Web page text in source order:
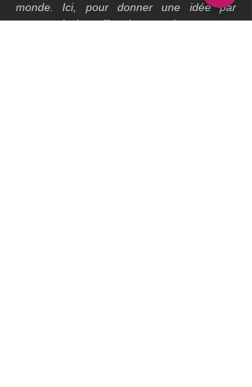
monde. Ici, pour donner une idée par
rapport à la taille de nos bateaux, ce